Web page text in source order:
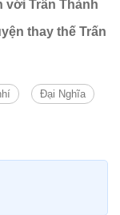
với Trấn Thành
thay thế Trấn
Đại Nghĩa